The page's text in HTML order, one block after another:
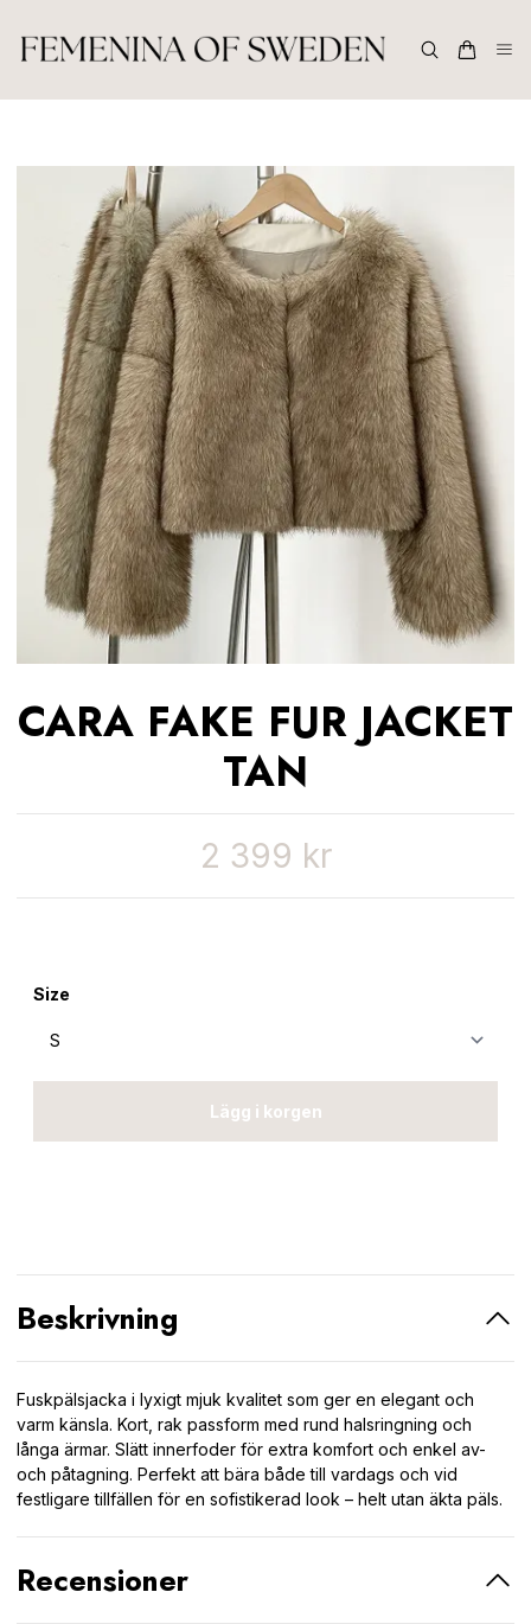
CARA FAKE FUR JACKET
TAN
2 399 kr
Size
Lägg i korgen
Beskrivning
Fuskpälsjacka i lyxigt mjuk kvalitet som ger en elegant och
varm känsla. Kort, rak passform med rund halsringning och
långa ärmar. Slätt innerfoder för extra komfort och enkel av-
och påtagning. Perfekt att bära både till vardags och vid
festligare tillfällen för en sofistikerad look – helt utan äkta päls.
Recensioner